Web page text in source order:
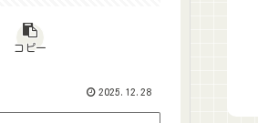
コピー
2025.12.28